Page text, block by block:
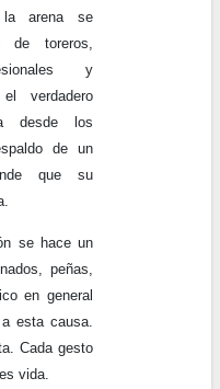
la arena se
de toreros,
y
verdadero
desde los
de un
que su
se hace un
peñas,
en general
esta causa.
Cada gesto
vida.